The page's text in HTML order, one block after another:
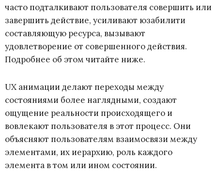
часто подталкивают пользователя совершить или
завершить действие, усиливают юзабилити
составляющую ресурса, вызывают
удовлетворение от совершенного действия.
Подробнее об этом читайте ниже.
UX анимации делают переходы между
состояниями более наглядными, создают
ощущение реальности происходящего и
вовлекают пользователя в этот процесс. Они
объясняют пользователям взаимосвязи между
элементами, их иерархию, роль каждого
элемента в том или ином состоянии.